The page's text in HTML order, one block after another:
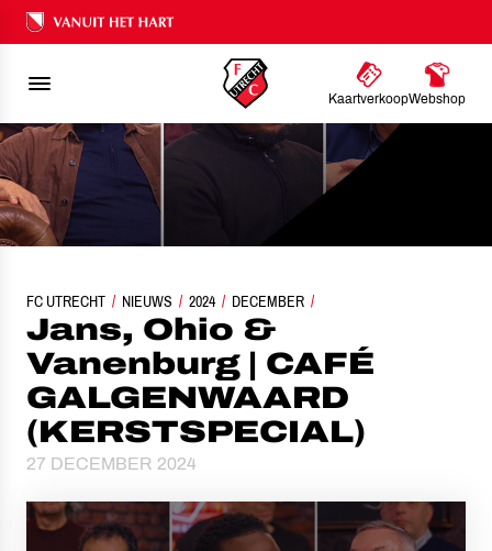
Ons nalatenschap
KaartverkoopWebshop
FC UTRECHT NIEUWS 2024 DECEMBER
JANS, OHIO & VANENBURG | CAFÉ GALGENWAARD
Jans, Ohio &
Vanenburg | CAFÉ
GALGENWAARD
(KERSTSPECIAL)
27 DECEMBER 2024